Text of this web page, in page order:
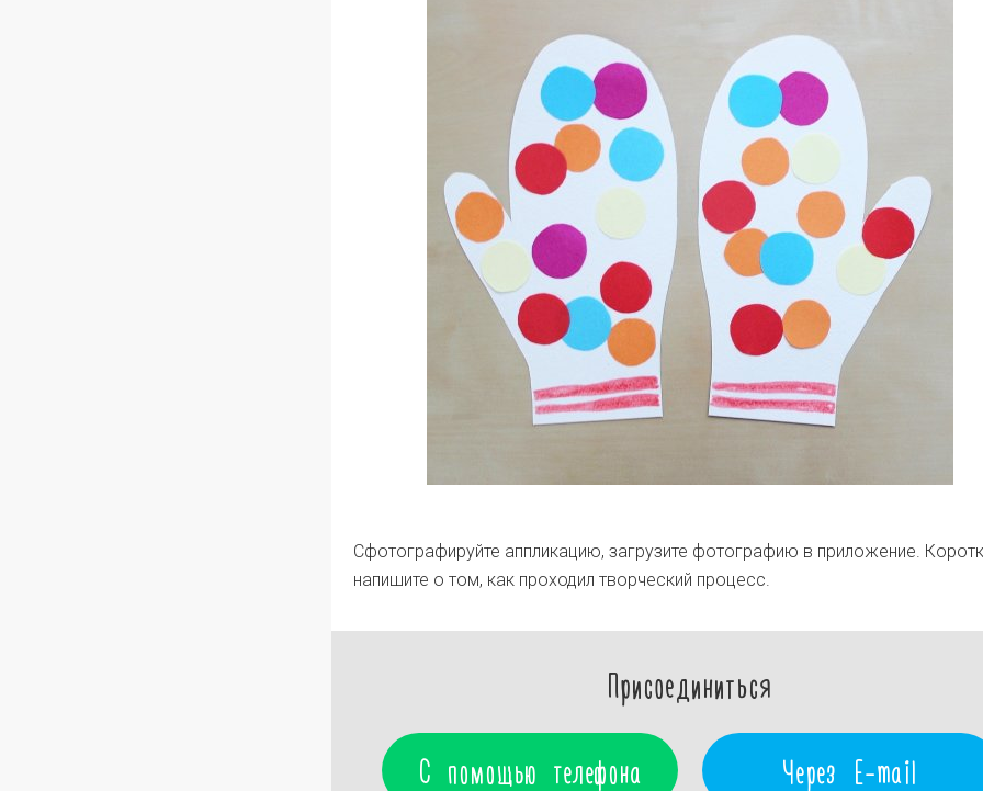
Сфотографируйте аппликацию, загрузите фотографию в приложение.
напишите о том, как проходил творческий процесс.
Присоединиться
С помощью телефона Через E-mail